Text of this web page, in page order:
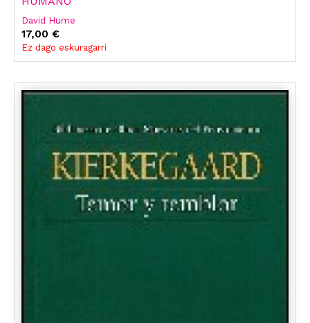
David Hume
17,00 €
Ez dago eskuragarri